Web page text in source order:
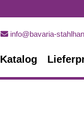
info@bavaria-
Katalog